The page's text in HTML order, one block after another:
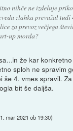
nihče ne izdeluje
zlahka prevažal
za prevoz večjega
up morda?
že kar
sploh ne spravim
še 4. vmes spravil.
bit še daljša.
mar 2021 ob 19:30)